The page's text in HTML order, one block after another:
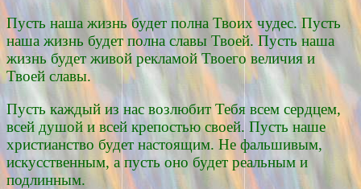
Пусть наша жизнь будет полна Твоих чудес. Пусть
наша жизнь будет полна славы Твоей. Пусть наша
жизнь будет живой рекламой Твоего величия и
Твоей славы.
Пусть каждый из нас возлюбит Тебя всем сердцем,
всей душой и всей крепостью своей. Пусть наше
христианство будет настоящим. Не фальшивым,
искусственным, а пусть оно будет реальным и
подлинным.